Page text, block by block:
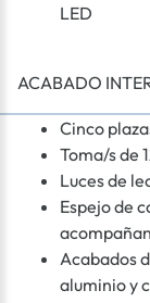
LED
ACABADO
Cinco
Toma/s de
Luces de
Espejo de
Acabados
aluminio y